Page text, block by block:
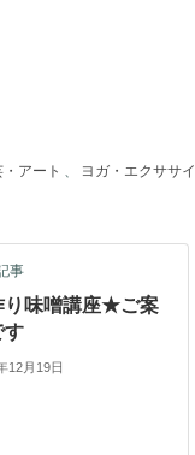
アート 、 ヨガ・エクササ
事
り味噌講座★ご案
す
12月19日